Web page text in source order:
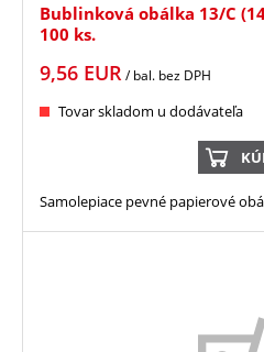
Bublinková obálka 13/C
100 ks.
9,56 EUR / bal. bez DPH
Tovar skladom u dodávateľa
Samolepiace pevné papierové